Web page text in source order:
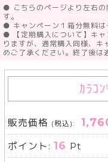
● こちらのページより左右の
す。
● キャンペーン１箱分無料は
● 【定期購入について】キャ
りますが、通常購入同様、
めご了承ください。終了後は
ｶﾗｺﾝ
販売価格 (税込):
ポイント:16 Pt